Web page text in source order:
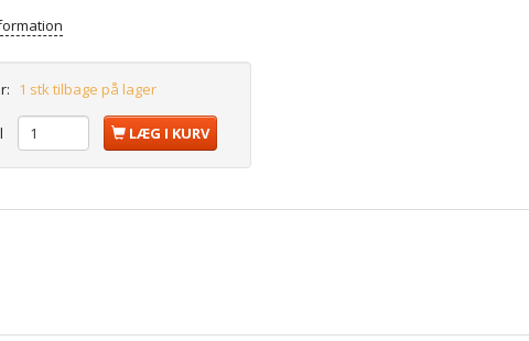
1 stk tilbage på lager
LÆG I KURV